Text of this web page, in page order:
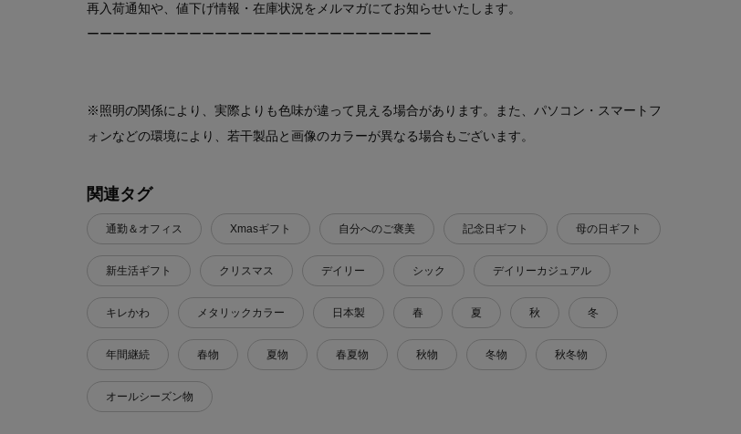
再入荷通知や、値下げ情報・在庫状況をメルマガにてお知らせいたします。
ーーーーーーーーーーーーーーーーーーーーーーーーーーー
※照明の関係により、実際よりも色味が違って見える場合があります。また、パソコン・スマートフ
ォンなどの環境により、若干製品と画像のカラーが異なる場合もございます。
関連タグ
通勤＆オフィス Xmasギフト 自分へのご褒美 記念日ギフト 母の日ギフト
新生活ギフト クリスマス デイリー シック デイリーカジュアル
キレかわ メタリックカラー 日本製 春 夏 秋 冬
年間継続 春物 夏物 春夏物 秋物 冬物 秋冬物
オールシーズン物